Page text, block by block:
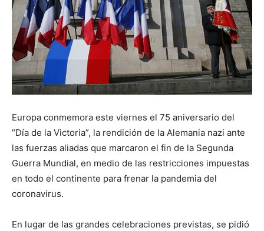
Europa conmemora este viernes el 75 aniversario del
“Día de la Victoria”, la rendición de la Alemania nazi ante
las fuerzas aliadas que marcaron el fin de la Segunda
Guerra Mundial, en medio de las restricciones impuestas
en todo el continente para frenar la pandemia del
coronavirus.
En lugar de las grandes celebraciones previstas, se pidió